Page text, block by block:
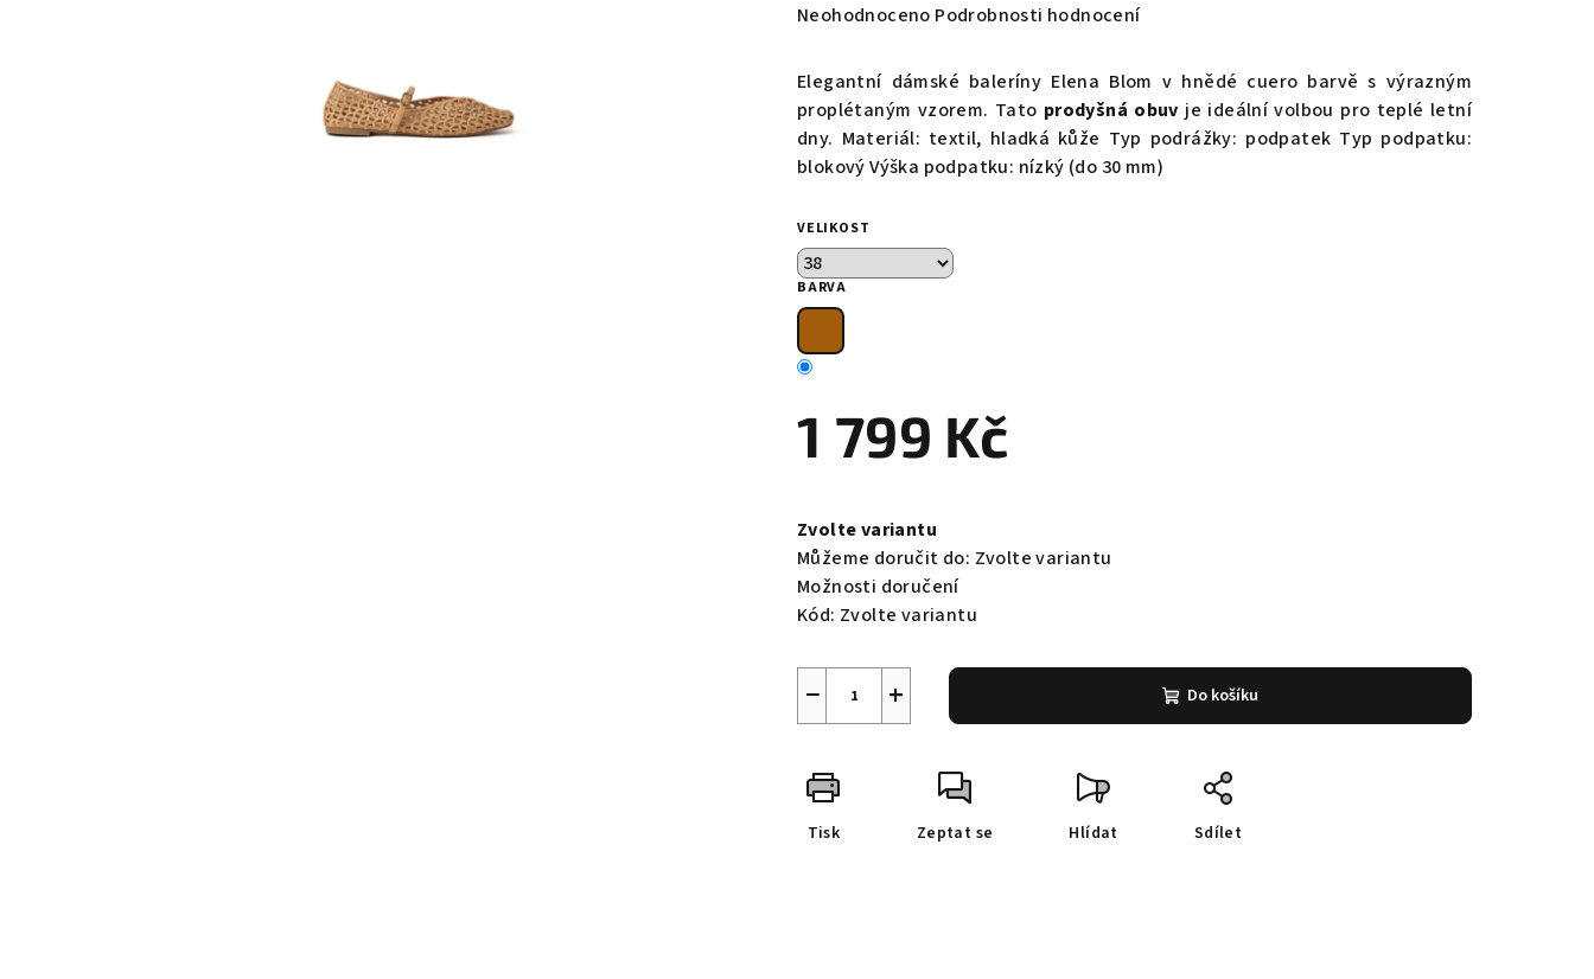
Průměrné
produktu
0,0
z
Neohodnoceno Podrobnosti hodnocení
Elegantní dámské baleríny Elena Blom v hnědé cuero barvě s výrazným
proplétaným vzorem. Tato prodyšná obuv je ideální volbou pro teplé letní
dny. Materiál: textil, hladká kůže Typ podrážky: podpatek Typ podpatku:
blokový Výška podpatku: nízký (do 30 mm)
VELIKOST
BARVA
1 799 Kč
cena:
Zvolte variantu
Můžeme doručit do: Zvolte variantu
Možnosti doručení
Kód: Zvolte variantu
+
− Do košíku
Tisk Zeptat se Hlídat Sdílet